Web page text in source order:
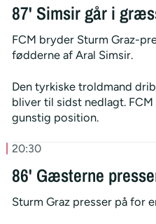
87' Simsir går i
FCM bryder Sturm Graz-
fødderne af Aral Simsir.
Den tyrkiske troldmand
bliver til sidst nedlagt.
gunstig position.
20:30
86' Gæsterne
Sturm Graz presser på for